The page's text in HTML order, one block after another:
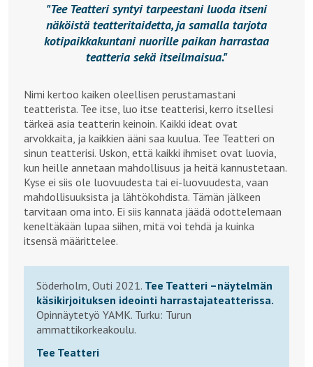
Tee Teatteri syntyi tarpeestani luoda itseni
näköistä teatteritaidetta, ja samalla tarjota
kotipaikkakuntani nuorille paikan harrastaa
teatteria sekä itseilmaisua.
Nimi kertoo kaiken oleellisen perustamastani
teatterista. Tee itse, luo itse teatterisi, kerro itsellesi
tärkeä asia teatterin keinoin. Kaikki ideat ovat
arvokkaita, ja kaikkien ääni saa kuulua. Tee Teatteri on
sinun teatterisi. Uskon, että kaikki ihmiset ovat luovia,
kun heille annetaan mahdollisuus ja heitä kannustetaan.
Kyse ei siis ole luovuudesta tai ei-luovuudesta, vaan
mahdollisuuksista ja lähtökohdista. Tämän jälkeen
tarvitaan oma into. Ei siis kannata jäädä odottelemaan
keneltäkään lupaa siihen, mitä voi tehdä ja kuinka
itsensä määrittelee.
Söderholm, Outi 2021. Tee Teatteri –näytelmän
käsikirjoituksen ideointi harrastajateatterissa.
Opinnäytetyö YAMK. Turku: Turun
ammattikorkeakoulu.
Tee Teatteri